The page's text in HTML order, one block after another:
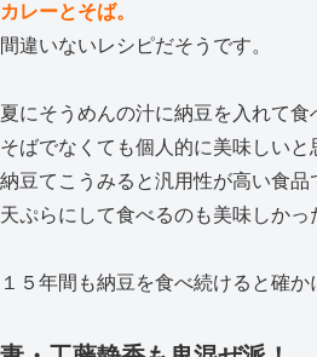
カレーとそば。
間違いないレシピだそうです。
夏にそうめんの汁に納豆を入れて
そばでなくても個人的に美味しいと
納豆てこうみると汎用性が高い食品
天ぷらにして食べるのも美味しかっ
１５年間も納豆を食べ続けると確か